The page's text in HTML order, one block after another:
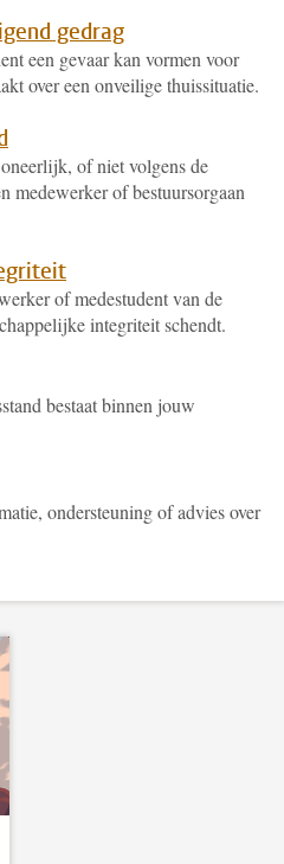
gedrag
een gevaar kan vormen voor
over een onveilige thuissituatie.
of niet volgens de
medewerker of bestuursorgaan
of medestudent van de
integriteit schendt.
bestaat binnen jouw
ondersteuning of advies over